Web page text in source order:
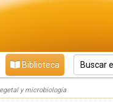
Biblioteca
y microbiología